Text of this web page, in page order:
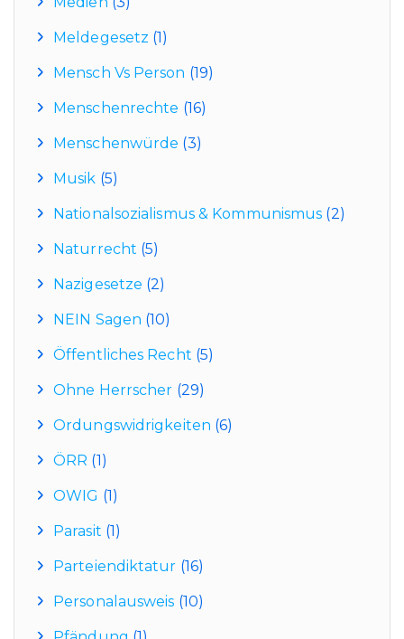
Meldegesetz (1)
Mensch Vs Person (19)
Menschenrechte (16)
Menschenwürde (3)
Musik (5)
Nationalsozialismus & Kommunismus (2)
Naturrecht (5)
Nazigesetze (2)
NEIN Sagen (10)
Öffentliches Recht (5)
Ohne Herrscher (29)
Ordungswidrigkeiten (6)
ÖRR (1)
OWIG (1)
Parasit (1)
Parteiendiktatur (16)
Personalausweis (10)